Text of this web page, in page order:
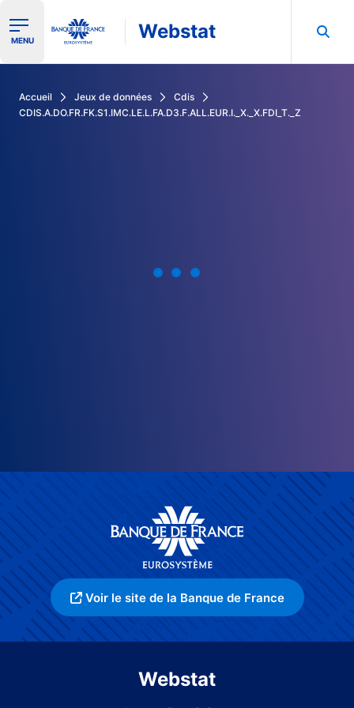
Ouvrir le menu de navigation
MENU Webstat
Accueil Jeux de données
Cdis
CDIS.A.DO.FR.FK.S1.IMC.LE.L.FA.D3.F.ALL.EUR.I._X._X.FDI_T._Z
Voir le site de la Banque de France
Webstat